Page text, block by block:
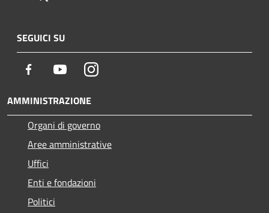
SEGUICI SU
Facebook YoutubeInstagram
AMMINISTRAZIONE
Organi di governo
Aree amministrative
Uffici
Enti e fondazioni
Politici